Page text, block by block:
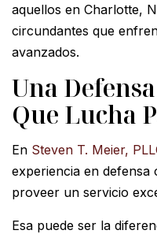
aquellos en Charlotte,
circundantes que
avanzados.
Una
Que Lucha
En Steven T. Meier,
experiencia en defensa
proveer un servicio
Esa puede ser la